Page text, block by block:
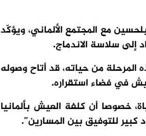
مع المجتمع الألماني، ويؤكّد
إلى سلاسة الاندماج.
المرحلة من حياته، قد أتاح وصوله
في فضاء استقراره.
خصوصا أن كلفة العيش بألمانيا
للتوفيق بين المسارين”.